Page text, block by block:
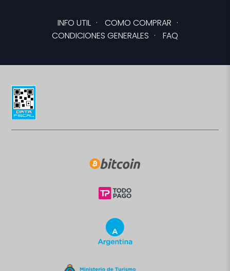
INFO UTIL · COMO COMPRAR ·
CONDICIONES GENERALES · FAQ